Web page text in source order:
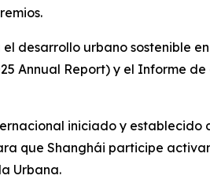
desarrollo urbano sostenible
Annual Report) y el Informe
iniciado y establecido
que Shanghái participe
Urbana.